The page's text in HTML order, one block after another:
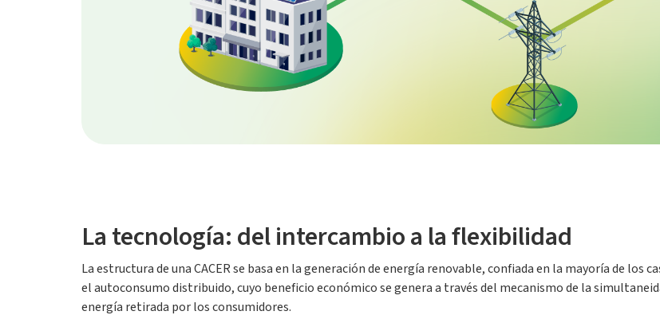
La tecnología: del intercambio a la flexibilidad
La estructura de una CACER se basa en la generación de energía renovable, confiada en la mayoría de
el autoconsumo distribuido, cuyo beneficio económico se genera a través del mecanismo de la
energía retirada por los consumidores.